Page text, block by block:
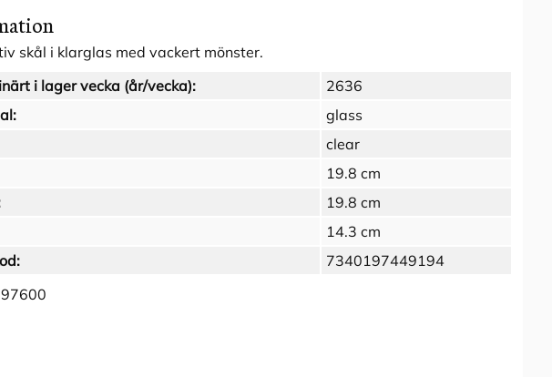
skål i klarglas med vackert mönster.
i lager vecka (år/vecka):
2636
glass
clear
19.8 cm
19.8 cm
14.3 cm
7340197449194